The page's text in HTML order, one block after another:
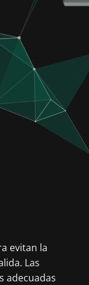
evitan la
Las
adecuadas